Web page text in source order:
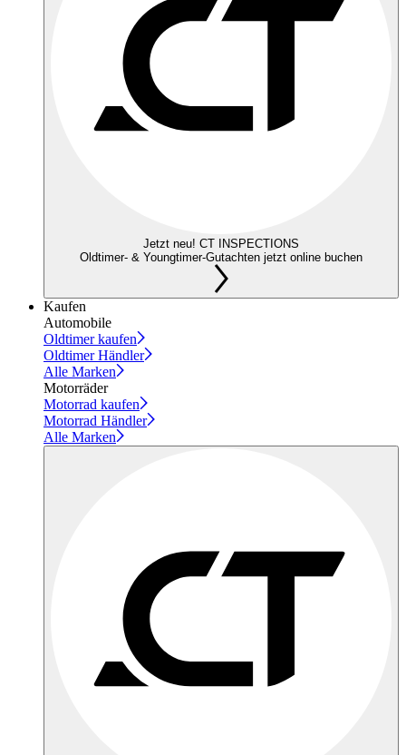
Jetzt neu! CT INSPECTIONS
Oldtimer- & Youngtimer-Gutachten jetzt online buchen
Kaufen
Automobile
Oldtimer kaufen
Oldtimer Händler
Alle Marken
Motorräder
Motorrad kaufen
Motorrad Händler
Alle Marken